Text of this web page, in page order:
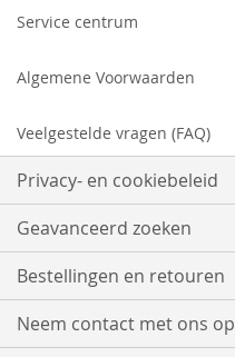
Service centrum
Algemene Voorwaarden
Veelgestelde vragen (FAQ)
Privacy- en cookiebeleid
Geavanceerd zoeken
Bestellingen en retouren
Neem contact met ons op